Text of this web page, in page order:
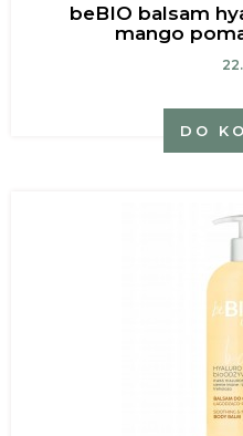
beBIO balsam
mango
DO